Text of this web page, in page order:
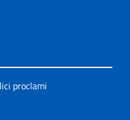
proclami